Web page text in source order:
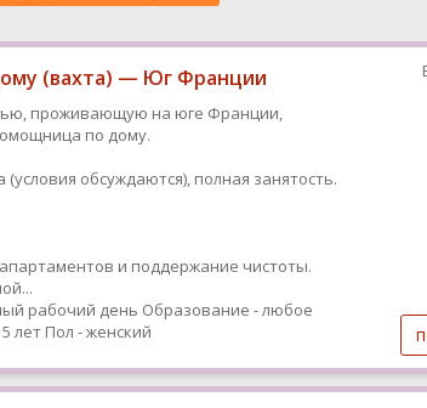
(вахта) — Юг Франции
проживающую на юге Франции,
по дому.
обсуждаются), полная занятость.
и поддержание чистоты.
рабочий день Образование - любое
лет Пол - женский